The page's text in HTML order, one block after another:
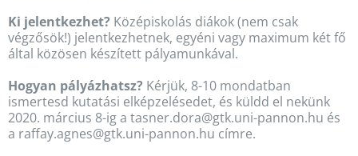
Ki jelentkezhet? Középiskolás diákok (nem csak
végzősök!) jelentkezhetnek, egyéni vagy maximum két fő
által közösen készített pályamunkával.
Hogyan pályázhatsz? Kérjük, 8-10 mondatban
ismertesd kutatási elképzelésedet, és küldd el nekünk
2020. március 8-ig a tasner.dora@gtk.uni-pannon.hu és
a raffay.agnes@gtk.uni-pannon.hu címre.